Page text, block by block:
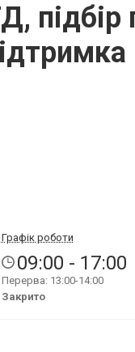
підбір
Графік роботи
09:00 - 17:00
Перерва: 13:00-14:00
Закрито